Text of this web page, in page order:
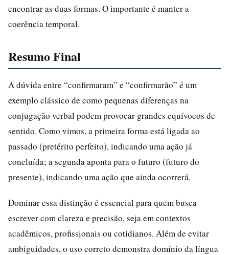
encontrar as duas formas. O importante é manter a
coerência temporal.
Resumo Final
A dúvida entre “confirmaram” e “confirmarão” é um
exemplo clássico de como pequenas diferenças na
conjugação verbal podem provocar grandes equívocos de
sentido. Como vimos, a primeira forma está ligada ao
passado (pretérito perfeito), indicando uma ação já
concluída; a segunda aponta para o futuro (futuro do
presente), indicando uma ação que ainda ocorrerá.
Dominar essa distinção é essencial para quem busca
escrever com clareza e precisão, seja em contextos
acadêmicos, profissionais ou cotidianos. Além de evitar
ambiguidades, o uso correto demonstra domínio da língua